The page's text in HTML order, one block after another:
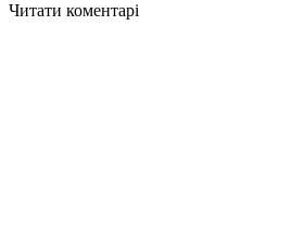
Читати коментарі